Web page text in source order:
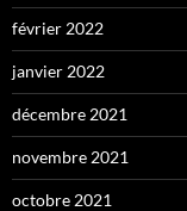
février 2022
janvier 2022
décembre 2021
novembre 2021
octobre 2021